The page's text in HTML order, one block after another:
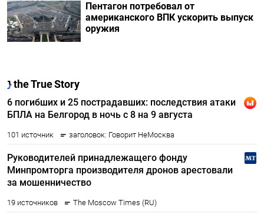
Пентагон потребовал от
американского ВПК ускорить выпуск
оружия